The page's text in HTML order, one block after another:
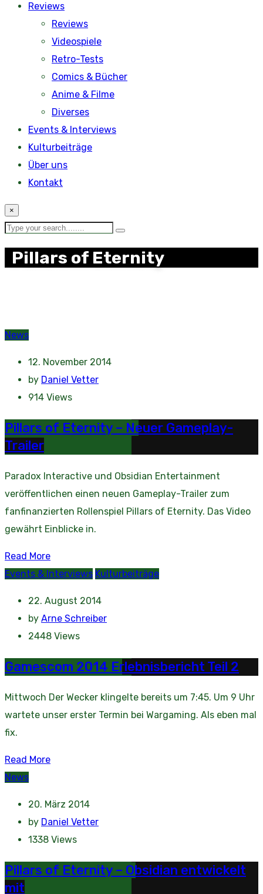
Reviews
Reviews
Videospiele
Retro-Tests
Comics & Bücher
Anime & Filme
Diverses
Events & Interviews
Kulturbeiträge
Über uns
Kontakt
×
Pillars of Eternity
News
12. November 2014
by Daniel Vetter
914 Views
Pillars of Eternity – Neuer Gameplay-
Trailer
Paradox Interactive und Obsidian Entertainment
veröffentlichen einen neuen Gameplay-Trailer zum
fanfinanzierten Rollenspiel Pillars of Eternity. Das Video
gewährt Einblicke in.
Read More
Events & Interviews Kulturbeiträge
22. August 2014
by Arne Schreiber
2448 Views
Gamescom 2014 Erlebnisbericht Teil 2
Mittwoch Der Wecker klingelte bereits um 7:45. Um 9 Uhr
wartete unser erster Termin bei Wargaming. Als eben mal
fix.
Read More
News
20. März 2014
by Daniel Vetter
1338 Views
Pillars of Eternity – Obsidian entwickelt
mit